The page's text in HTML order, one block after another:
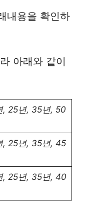
내용을 확인하
아래와 같이
, 25년, 35년, 50
, 25년, 35년, 45
, 25년, 35년, 40